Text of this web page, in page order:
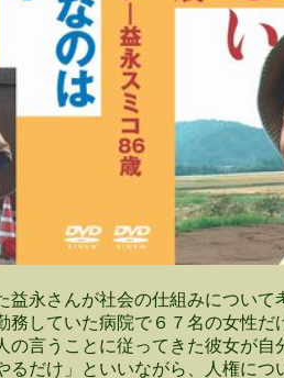
永さんが社会の仕組みについて
務していた病院で６７名の女性
の言うことに従ってきた彼女が
るだけ」といいながら、人権に